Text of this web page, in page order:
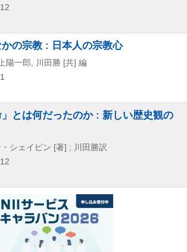
の宗教 : 日本人の宗教心
陽一郎, 川田勝 [共] 編
」とは何だったのか : 新しい歴史観の
シェイピン [著] ; 川田勝訳